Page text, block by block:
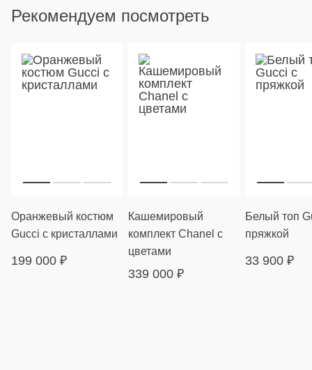
Рекомендуем посмотреть
Оранжевый костюм
Gucci с кристаллами
199 000 ₽
Кашемировый
комплект Chanel с
цветами
339 000 ₽
Белый топ
пряжкой
33 900 ₽